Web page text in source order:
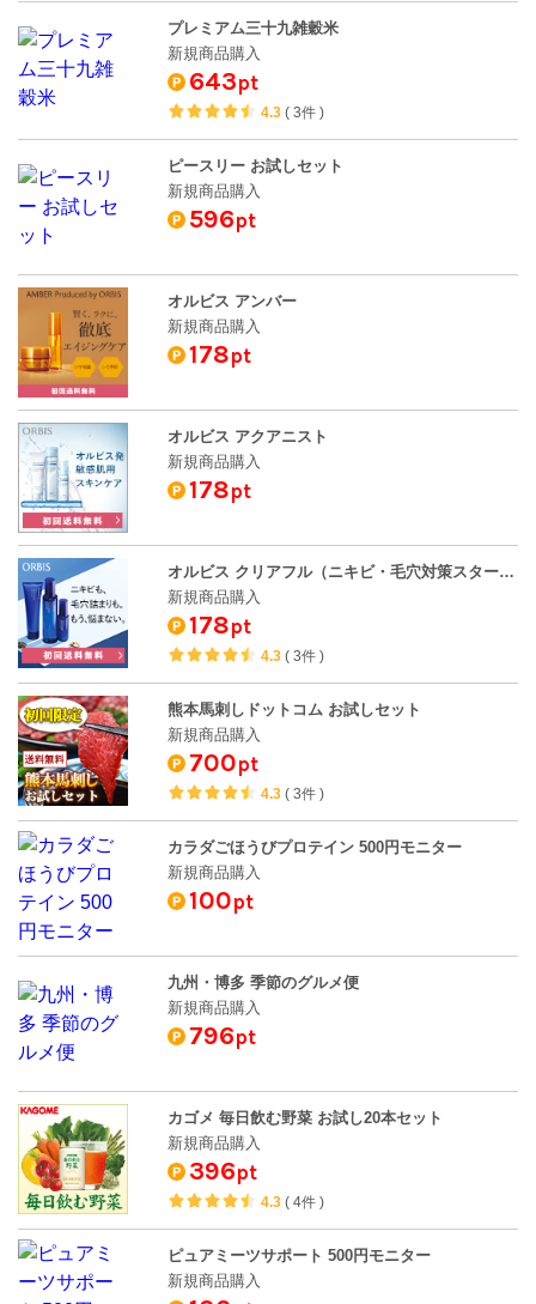
プレミアム三十九雑穀米
新規商品購入
643pt
4.3(3件 )
ピースリー お試しセット
新規商品購入
596pt
オルビス アンバー
新規商品購入
178pt
オルビス アクアニスト
新規商品購入
178pt
オルビス クリアフル（ニキビ・毛穴対策スターターセット）
新規商品購入
178pt
4.3(3件 )
熊本馬刺しドットコム お試しセット
新規商品購入
700pt
4.3(3件 )
カラダごほうびプロテイン 500円モニター
新規商品購入
100pt
九州・博多 季節のグルメ便
新規商品購入
796pt
カゴメ 毎日飲む野菜 お試し20本セット
新規商品購入
396pt
4.3(4件 )
ピュアミーツサポート 500円モニター
新規商品購入